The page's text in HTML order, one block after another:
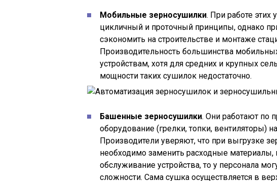
Мобильные зерносушилки. При работе этих
цикличный и проточный принципы, однако
сэкономить на строительстве и монтаже
Производительность большинства
устройствам, хотя для средних и крупных
мощности таких сушилок недостаточно.
Башенные зерносушилки. Они работают по
оборудование (грелки, топки, вентиляторы)
Производители уверяют, что при выгрузке
необходимо заменить расходные
обслуживание устройства, то у персонала
сложности. Сама сушка осуществляется в